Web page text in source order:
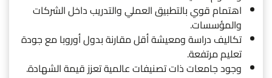
اهتمام قوي بالتطبيق العملي والتدريب داخل الشركات
والمؤسسات.
تكاليف دراسة ومعيشة أقل مقارنة بدول أوروبا مع جودة
تعليم مرتفعة.
وجود جامعات ذات تصنيفات عالمية تعزز قيمة الشهادة.